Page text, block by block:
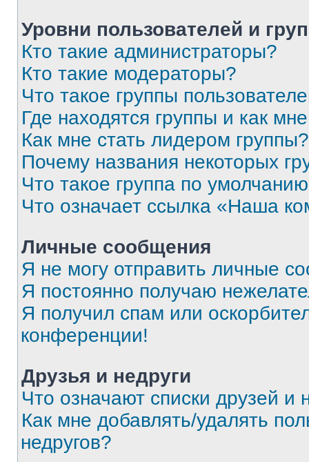
Уровни пользователей и
Кто такие администраторы?
Кто такие модераторы?
Что такое группы
Где находятся группы и как
Как мне стать лидером группы?
Почему названия некоторых
Что такое группа по
Что означает ссылка «Наша
Личные сообщения
Я не могу отправить личные
Я постоянно получаю
Я получил спам или
конференции!
Друзья и недруги
Что означают списки друзей и
Как мне добавлять/удалять
недругов?